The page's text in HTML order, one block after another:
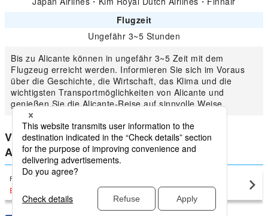
Flugzeit
Ungefähr 3~5 Stunden
Bis zu Alicante können in ungefähr 3~5 Zeit mit dem
Flugzeug erreicht werden. Informieren Sie sich im Voraus
über die Geschichte, die Wirtschaft, das Klima und die
wichtigsten Transportmöglichkeiten von Alicante und
genießen Sie die Alicante-Reise auf sinnvolle Weise.
Vergleichen Sie den niedrigsten Preis für
Alicante
Frankfurt Alicante(ALC)
EUR295